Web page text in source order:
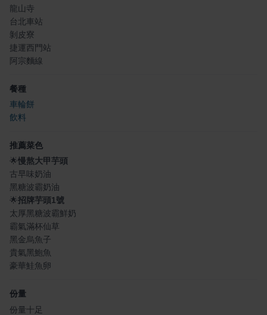
龍山寺
台北車站
剝皮寮
捷運西門站
阿宗麵線
餐種
車輪餅
飲料
推薦菜色
🌟慢熬大甲芋頭
古早味奶油
黑糖波霸奶油
🌟招牌芋頭1號
太厚黑糖波霸鮮奶
霸氣滿杯仙草
黑金烏魚子
貴氣黑鮑魚
豪華鮭魚卵
份量
份量十足